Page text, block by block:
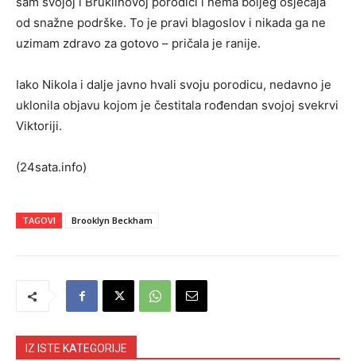
od snažne podrške. To je pravi blagoslov i nikada ga ne
uzimam zdravo za gotovo – pričala je ranije.
Iako Nikola i dalje javno hvali svoju porodicu, nedavno je
uklonila objavu kojom je čestitala rođendan svojoj svekrvi
Viktoriji.
(24sata.info)
TAGOVI Brooklyn Beckham
IZ ISTE KATEGORIJE